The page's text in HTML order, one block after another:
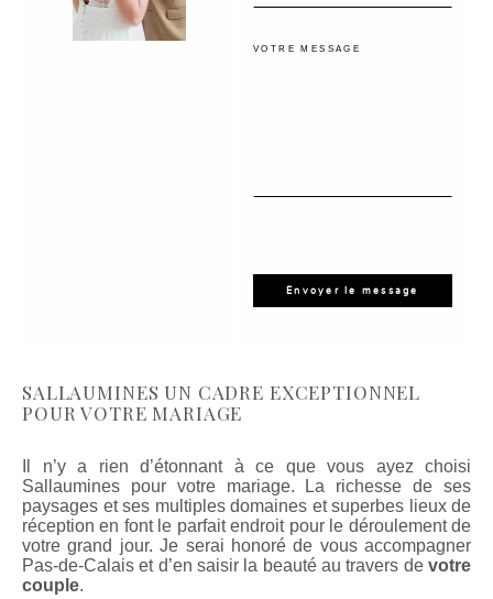
VOTRE MESSAGE
SALLAUMINES UN CADRE EXCEPTIONNEL
POUR VOTRE MARIAGE
Il n’y a rien d’étonnant à ce que vous ayez choisi
Sallaumines pour votre mariage. La richesse de ses
paysages et ses multiples domaines et superbes lieux de
réception en font le parfait endroit pour le déroulement de
votre grand jour. Je serai honoré de vous accompagner
Pas-de-Calais et d’en saisir la beauté au travers de votre
couple.